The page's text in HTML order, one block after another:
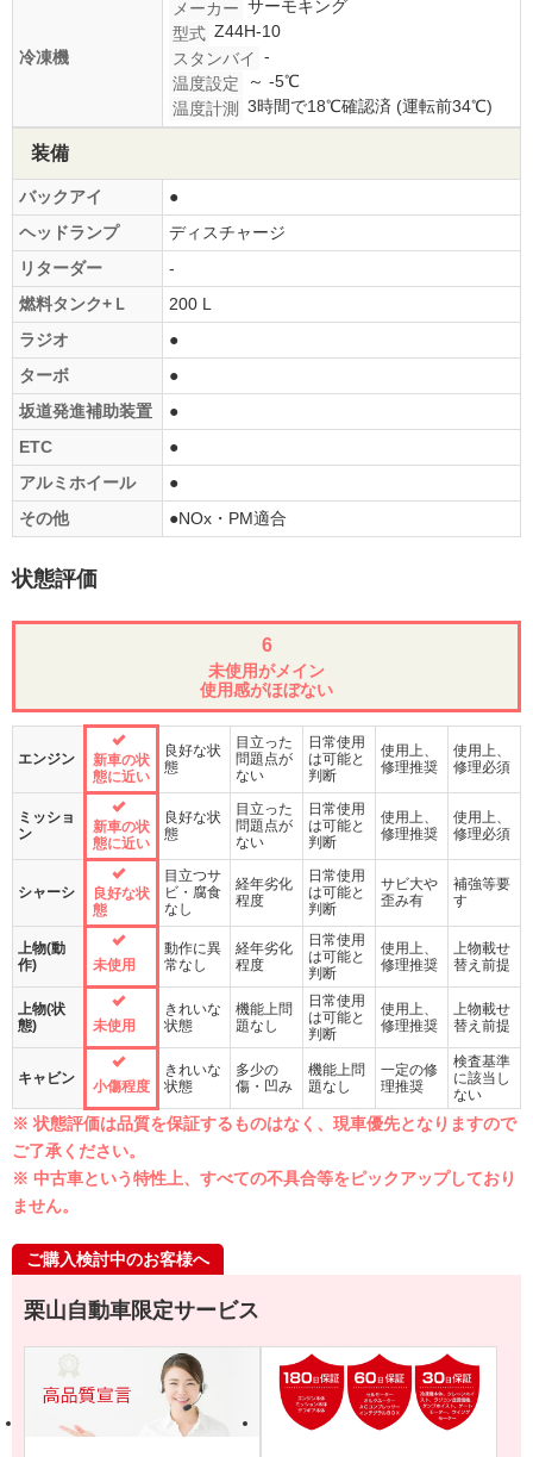
冷凍機
メーカー サーモキング
型式 Z44H-10
スタンバイ -
温度設定
～ -5℃
温度計測 3時間で18℃確認済 (運転前34℃)
装備
バックアイ
●
ヘッドランプ
ディスチャージ
リターダー
-
燃料タンク+Ｌ
200 L
ラジオ
●
ターボ
●
坂道発進補助装置
●
ETC
●
アルミホイール
●
その他
●NOx・PM適合
状態評価
6
未使用がメイン
使用感がほぼない
エンジン
新車の状
態に近い
良好な状
態
目立った
問題点が
ない
日常使用
は可能と
判断
使用上、
修理推奨
使用上、
修理必須
ミッショ
ン
新車の状
態に近い
良好な状
態
目立った
問題点が
ない
日常使用
は可能と
判断
使用上、
修理推奨
使用上、
修理必須
シャーシ
良好な状
態
目立つサ
ビ・腐食
なし
経年劣化
程度
日常使用
は可能と
判断
サビ大や
歪み有
補強等要
す
上物(動
作)
未使用
動作に異
常なし
経年劣化
程度
日常使用
は可能と
判断
使用上、
修理推奨
上物載せ
替え前提
上物(状
態)
未使用
きれいな
状態
機能上問
題なし
日常使用
は可能と
判断
使用上、
修理推奨
上物載せ
替え前提
キャビン 小傷程度
きれいな
状態
多少の
傷・凹み
機能上問
題なし
一定の修
理推奨
検査基準
に該当し
ない
※ 状態評価は品質を保証するものはなく、現車優先となりますので
ご了承ください。
※ 中古車という特性上、すべての不具合等をピックアップしており
ません。
ご購入検討中のお客様へ
栗山自動車限定サービス